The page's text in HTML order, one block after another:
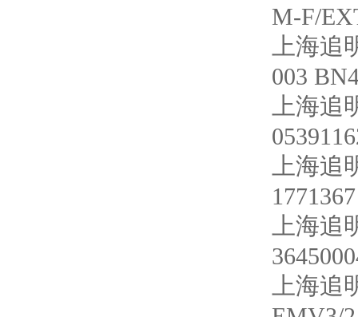
M-F/
上海
003
上海
上海
1771367
上海
上海